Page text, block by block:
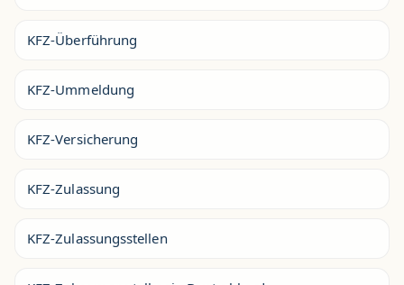
KFZ-Überführung
KFZ-Ummeldung
KFZ-Versicherung
KFZ-Zulassung
KFZ-Zulassungsstellen